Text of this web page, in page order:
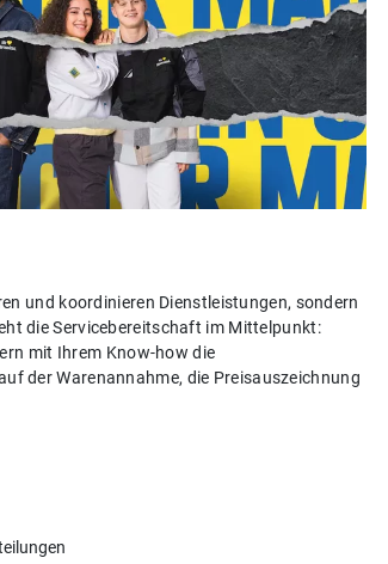
und koordinieren Dienstleistungen, sondern
die Servicebereitschaft im Mittelpunkt:
mit Ihrem Know-how die
der Warenannahme, die Preisauszeichnung